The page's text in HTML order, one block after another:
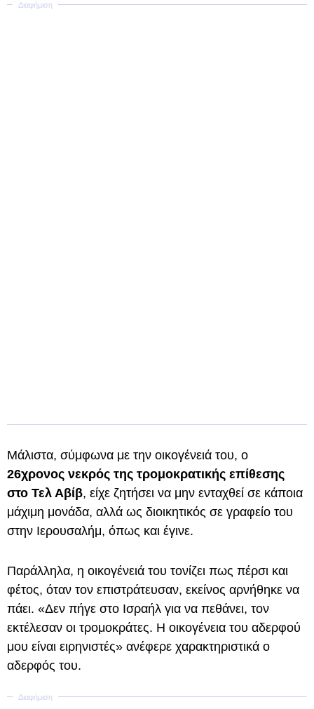
Μάλιστα, σύμφωνα με την οικογένειά του, ο
26χρονος νεκρός της τρομοκρατικής επίθεσης
στο Τελ Αβίβ, είχε ζητήσει να μην ενταχθεί σε κάποια
μάχιμη μονάδα, αλλά ως διοικητικός σε γραφείο του
στην Ιερουσαλήμ, όπως και έγινε.
Παράλληλα, η οικογένειά του τονίζει πως πέρσι και
φέτος, όταν τον επιστράτευσαν, εκείνος αρνήθηκε να
πάει. «Δεν πήγε στο Ισραήλ για να πεθάνει, τον
εκτέλεσαν οι τρομοκράτες. Η οικογένεια του αδερφού
μου είναι ειρηνιστές» ανέφερε χαρακτηριστικά ο
αδερφός του.